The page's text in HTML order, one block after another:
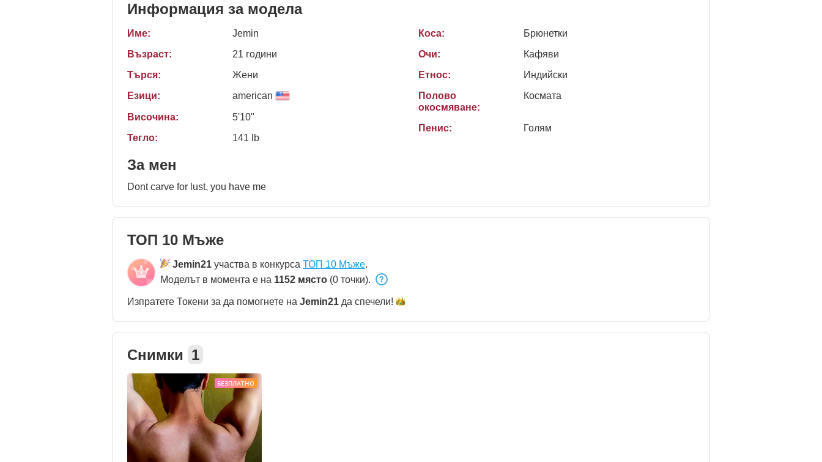
Информация за модела
Име:
Jemin
Възраст:
21 години
Търся:
Жени
Езици:
american
Височина:
5'10"
Тегло:
141 lb
Коса:
Брюнетки
Очи:
Кафяви
Етнос:
Индийски
Полово
окосмяване:
Космата
Пенис: Голям
За мен
Dont carve for lust, you have me
ТОП 10 Мъже
Jemin21 участва в конкурса ТОП 10 Мъже.
Моделът в момента е на 1152 място (0 точки).
Изпратете Токени за да помогнете на Jemin21 да спечели!
Снимки 1
БЕЗПЛАТНО